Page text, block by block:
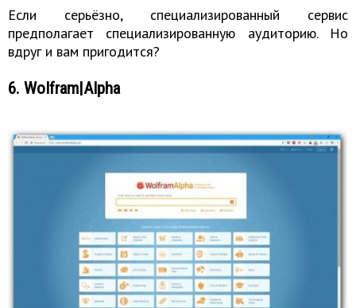
Если серьёзно, специализированный сервис
предполагает специализированную аудиторию. Но
вдруг и вам пригодится?
6. Wolfram|Alpha